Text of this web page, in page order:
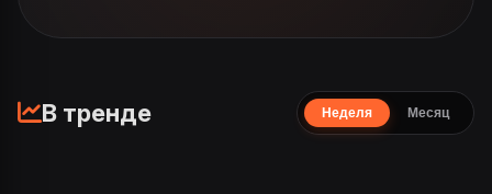
В тренде Неделя Месяц